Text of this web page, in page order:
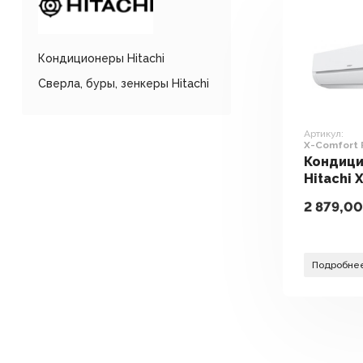
Кондиционеры Hitachi
Сверла, буры, зенкеры Hitachi
Артикул:
X-Comfort
35WEF
Hitachi
35WEF
2 879,00